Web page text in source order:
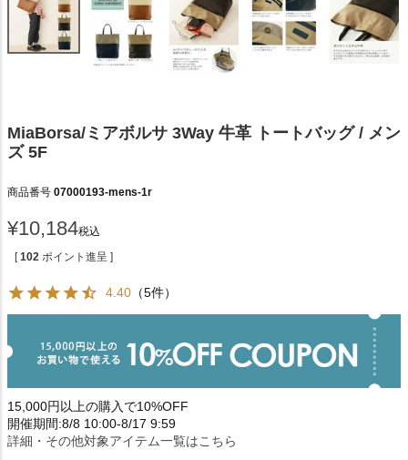
MiaBorsa/ミアボルサ 3Way 牛革 トートバッグ / メン
ズ 5F
商品番号 07000193-mens-1r
¥10,184税込
[ 102 ポイント進呈 ]
4.40 （5件）
15,000円以上の購入で10%OFF
開催期間:8/8 10:00-8/17 9:59
詳細・その他対象アイテム一覧はこちら